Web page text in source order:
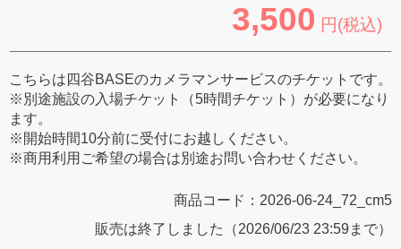
3,500 円(税込)
こちらは四谷BASEのカメラマンサービスのチケットです。
※別途施設の入場チケット（5時間チケット）が必要になり
ます。
※開始時間10分前に受付にお越しください。
※商用利用ご希望の場合は別途お問い合わせください。
商品コード： 2026-06-24_72_cm5
販売は終了しました（2026/06/23 23:59まで）